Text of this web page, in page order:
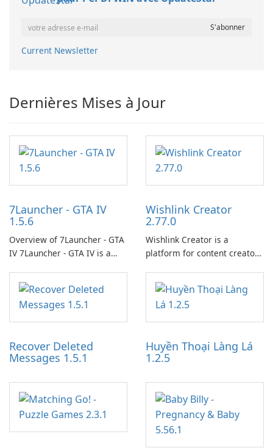
Current Newsletter
Dernières Mises à Jour
7Launcher - GTA IV
1.5.6
Overview of 7Launcher - GTA
IV 7Launcher - GTA IV is a
application designed to
optimize the gaming
experience for Grand Theft
Auto IV.
Wishlink Creator
2.77.0
Wishlink Creator is a
platform for content creators
work through built-in brand
partnerships and integrated
tools for content distribution
and audience engagement.
Recover Deleted
Messages 1.5.1
Huyền Thoại Làng Lá
1.2.5